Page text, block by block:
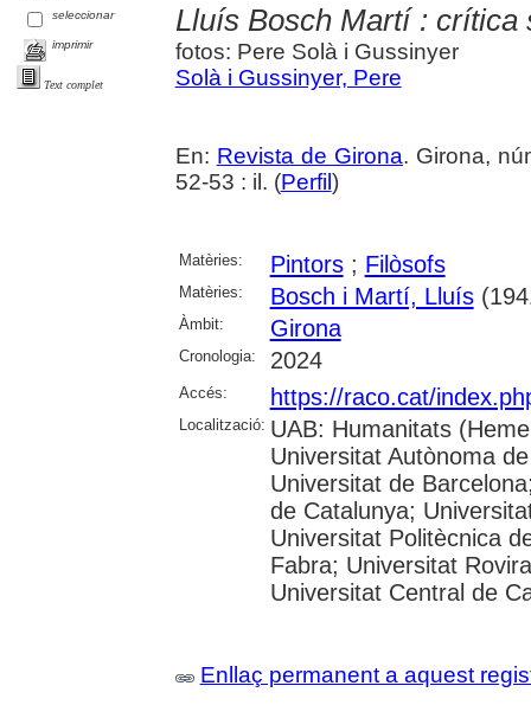
seleccionar
imprimir
Text complet
Lluís Bosch Martí :
fotos: Pere Solà i Gussinyer
Solà i Gussinyer, Pere
En: Revista de Girona. Girona,
52-53 : il. (Perfil )
Matèries: Pintors; Filòsofs
Matèries: Bosch i Martí, Lluís
Àmbit: Girona
Cronologia: 2024
Accés: https://raco.cat/
Localització: UAB: Humanitats
Universitat Autònoma
Universitat de
de Catalunya;
Universitat Politècnica
Fabra; Universitat
Universitat Central de
Enllaç permanent a aquest